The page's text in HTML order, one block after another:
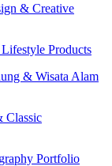
& Creative
Products
& Wisata Alam
Classic
Portfolio